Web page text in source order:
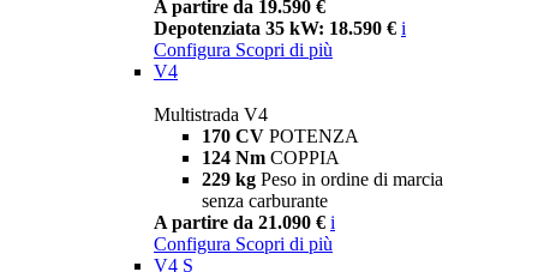
A partire da 19.590 €
Depotenziata 35 kW: 18.590 € i
Configura Scopri di più
V4
Multistrada V4
170 CV POTENZA
124 Nm COPPIA
229 kg Peso in ordine di marcia
senza carburante
A partire da 21.090 € i
Configura Scopri di più
V4 S